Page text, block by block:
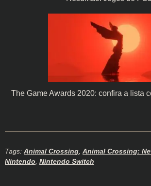
The Game Awards 2020: confira a lista
Tags: Animal Crossing, Animal Crossing:
Nintendo, Nintendo Switch